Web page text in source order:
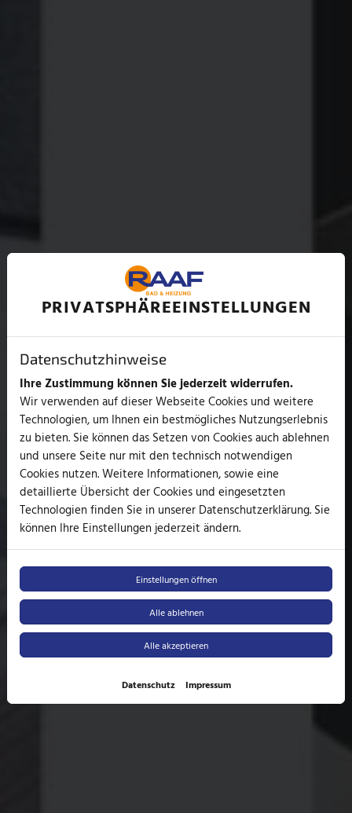
PRIVATSPHÄRE­EINSTELLUNGEN
Datenschutzhinweise
Ihre Zustimmung können Sie jederzeit widerrufen.
Wir verwenden auf dieser Webseite Cookies und weitere
Technologien, um Ihnen ein bestmögliches Nutzungserlebnis
zu bieten. Sie können das Setzen von Cookies auch ablehnen
und unsere Seite nur mit den technisch notwendigen
Cookies nutzen. Weitere Informationen, sowie eine
detaillierte Übersicht der Cookies und eingesetzten
Technologien finden Sie in unserer Datenschutzerklärung. Sie
können Ihre Einstellungen jederzeit ändern.
Einstellungen öffnen
Alle ablehnen
Alle akzeptieren
Datenschutz Impressum